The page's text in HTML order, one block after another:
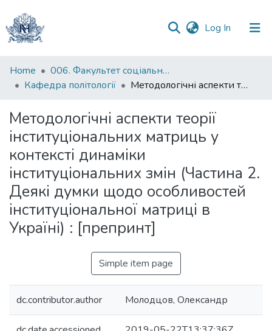
Log In (current)
Communities
&
All of DSpace
Statistics
Home
006. Факультет соціальних наук і соціальних технологій
Кафедра політології
Методологічні аспекти теорії інституціональних матриць у контексті динаміки інституціональних змін (Частина 2. Деякі думки щодо особливостей інституціональної матриці в Україні) : [препринт]
Методологічні аспекти теорії
інституціональних матриць у
контексті динаміки
інституціональних змін (Частина 2.
Деякі думки щодо особливостей
інституціональної матриці в
Україні) : [препринт]
Simple item page
dc.contributor.author Молодцов, Олександр